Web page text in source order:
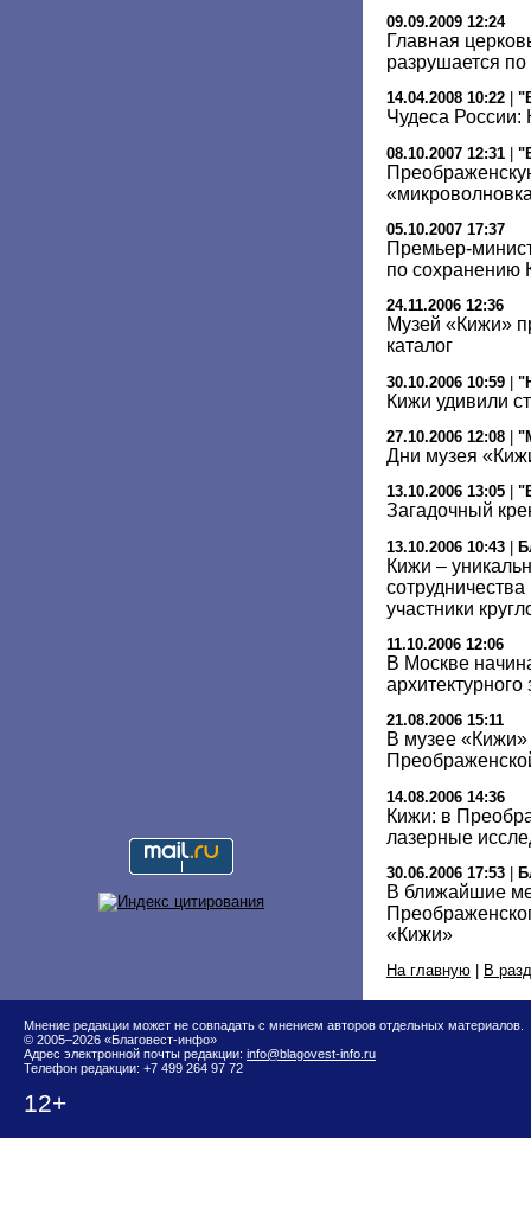
09.09.2009 12:24
Главная
разрушается
14.04.2008 10:22
Чудеса России:
08.10.2007 12:31 |
05.10.2007 17:37
Премьер-
по сохранению
24.11.2006 12:36
Музей «Кижи»
каталог
30.10.2006 10:59 |
Кижи удивили
27.10.2006 12:08
Дни музея
13.10.2006 13:05
Загадочный
13.10.2006 10:43 |
Кижи –
участники
11.10.2006 12:06
В Москве
21.08.2006 15:11
В музее «Кижи»
14.08.2006 14:36
Кижи: в
лазерные
30.06.2006 17:53
В ближайшие
«Кижи»
На главную В
Мнение редакции может не совпадать с мнением авторов отдельных материалов.
© 2005–2026 «Благовест-инфо»
Адрес электронной почты редакции: info@blagovest-info.ru
Телефон редакции: +7 499 264 97 72
12+